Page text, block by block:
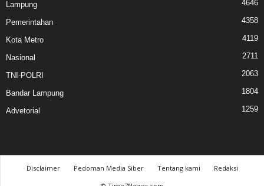
Lampung 4646
Pemerintahan 4358
Kota Metro 4119
Nasional 2711
TNI-POLRI 2063
Bandar Lampung 1804
Advetorial 1259
Disclaimer Pedoman Media Siber Tentang kami
Redaksi